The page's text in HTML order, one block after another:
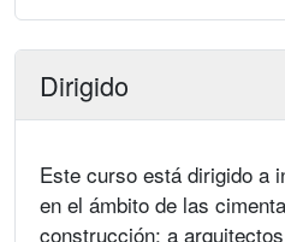
Dirigido
Este curso está dirigido a
en el ámbito de las
construcción; a